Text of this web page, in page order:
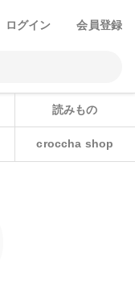
ログイン 会員登録
読みもの
croccha shop